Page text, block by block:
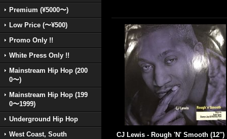
Premium (¥5000〜)
Low Price (〜¥500)
Promo Only !!
White Press Only !!
Mainstream Hip Hop (200
0〜)
Mainstream Hip Hop (199
0〜1999)
Underground Hip Hop
West Coast, South
CJ Lewis - Rough 'N' Smooth (12'')